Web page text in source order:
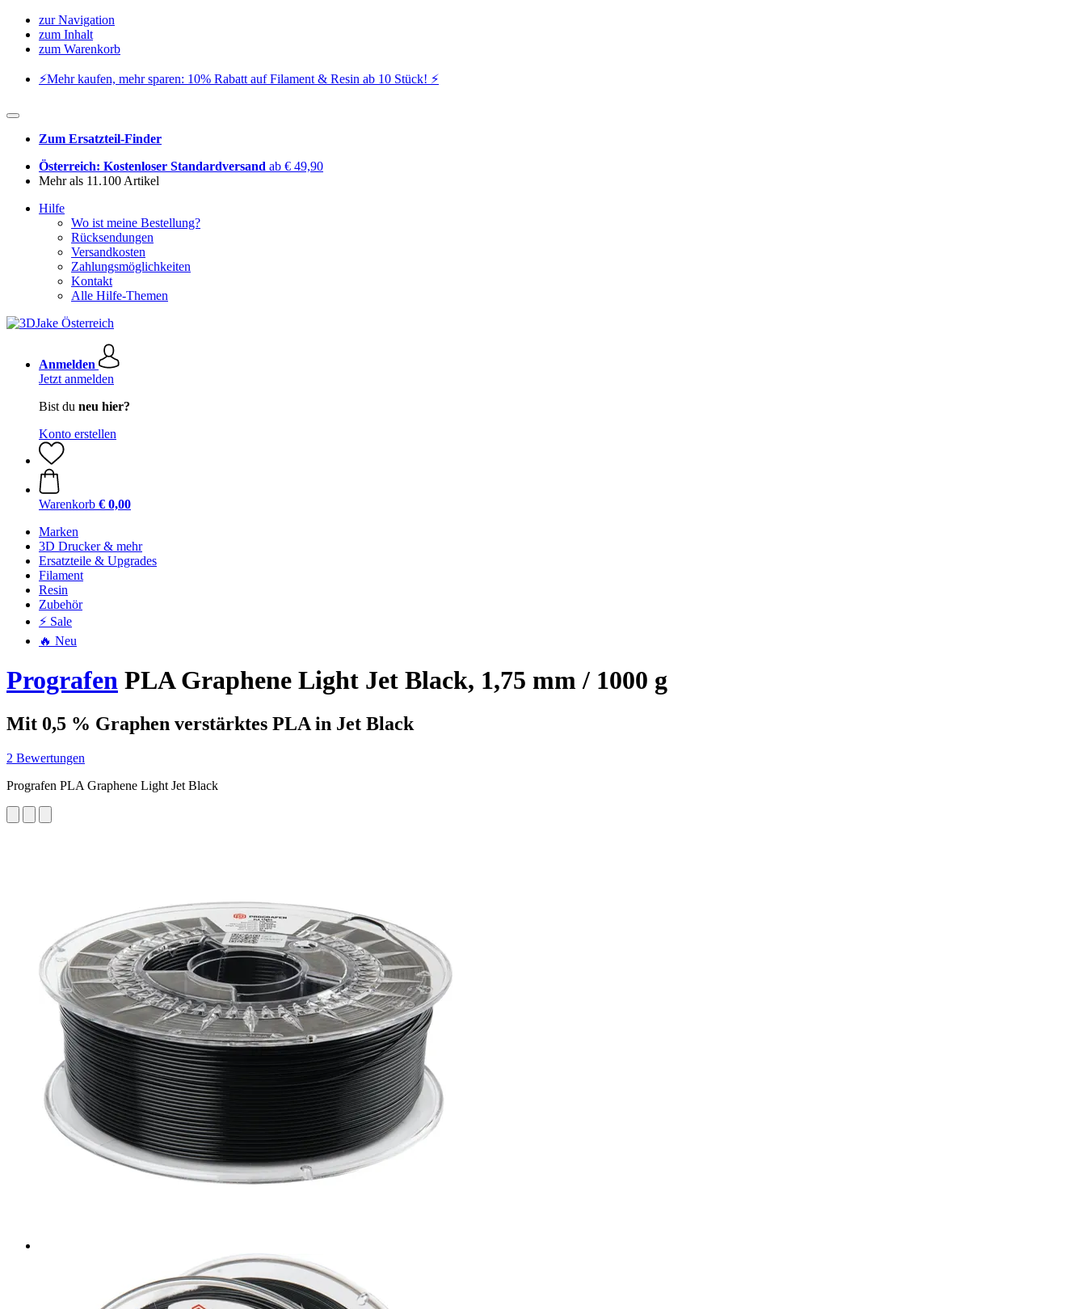
zur Navigation
zum Inhalt
zum Warenkorb
⚡️Mehr kaufen, mehr sparen: 10% Rabatt auf Filament & Resin ab 10 Stück! ⚡️
Zum Ersatzteil-Finder
Österreich: Kostenloser Standardversand ab € 49,90
Mehr als 11.100 Artikel
Hilfe
Wo ist meine Bestellung?
Rücksendungen
Versandkosten
Zahlungsmöglichkeiten
Kontakt
Alle Hilfe-Themen
Anmelden
Jetzt anmelden
Bist du neu hier?
Konto erstellen
Warenkorb € 0,00
Marken
3D Drucker & mehr
Ersatzteile & Upgrades
Filament
Resin
Zubehör
⚡ Sale
🔥 Neu
Prografen PLA Graphene Light Jet Black, 1,75 mm / 1000 g
Mit 0,5 % Graphen verstärktes PLA in Jet Black
2 Bewertungen
Prografen PLA Graphene Light Jet Black